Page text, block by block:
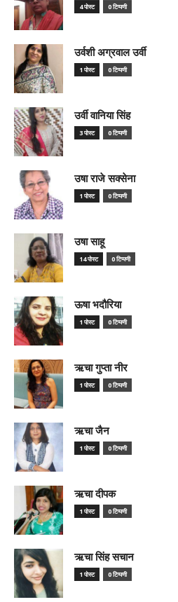
4 पोस्ट 0 टिप्पणी
उर्वशी अग्रवाल उर्वी
1 पोस्ट 0 टिप्पणी
उर्वी वानिया सिंह
3 पोस्ट 0 टिप्पणी
उषा राजे सक्सेना
1 पोस्ट 0 टिप्पणी
उषा साहू
14 पोस्ट 0 टिप्पणी
ऊषा भदौरिया
1 पोस्ट 0 टिप्पणी
ऋचा गुप्ता नीर
1 पोस्ट 0 टिप्पणी
ऋचा जैन
1 पोस्ट 0 टिप्पणी
ऋचा दीपक
1 पोस्ट 0 टिप्पणी
ऋचा सिंह सचान
1 पोस्ट 0 टिप्पणी